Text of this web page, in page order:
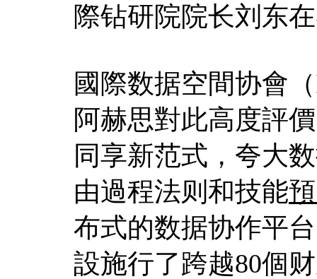
際钻研院院长刘东
國際数据空間协會
阿赫思對此高度評
同享新范式，夸大
由過程法则和技能
布式的数据协作平
設施行了跨越80個